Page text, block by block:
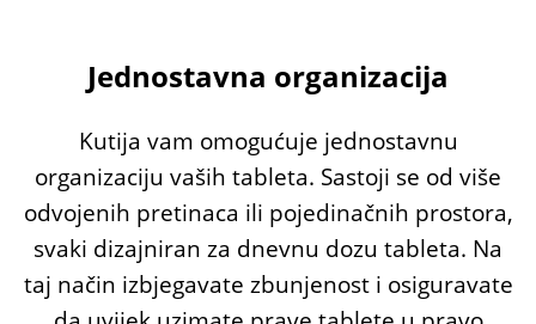
Jednostavna organizacija
Kutija vam omogućuje jednostavnu
organizaciju vaših tableta. Sastoji se od više
odvojenih pretinaca ili pojedinačnih prostora,
svaki dizajniran za dnevnu dozu tableta. Na
taj način izbjegavate zbunjenost i osiguravate